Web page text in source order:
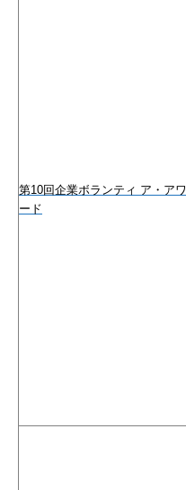
第10回企業ボランティ ア・アワ
ード